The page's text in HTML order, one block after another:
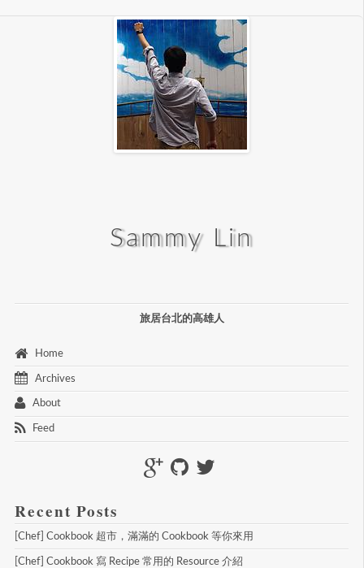
Sammy Lin
旅居台北的高雄人
Home
Archives
About
Feed
Recent Posts
[Chef] Cookbook 超市，滿滿的 Cookbook 等你來用
[Chef] Cookbook 寫 Recipe 常用的 Resource 介紹